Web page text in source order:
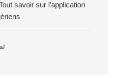
savoir sur l’application